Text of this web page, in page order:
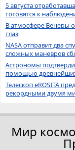
5 августа
готовятся к
В атмосфере Венеры
глаз
NASA отправит два
сложных маневров
Астрономы
помощью
Телескоп eROSITA
рекордными двумя
Мир